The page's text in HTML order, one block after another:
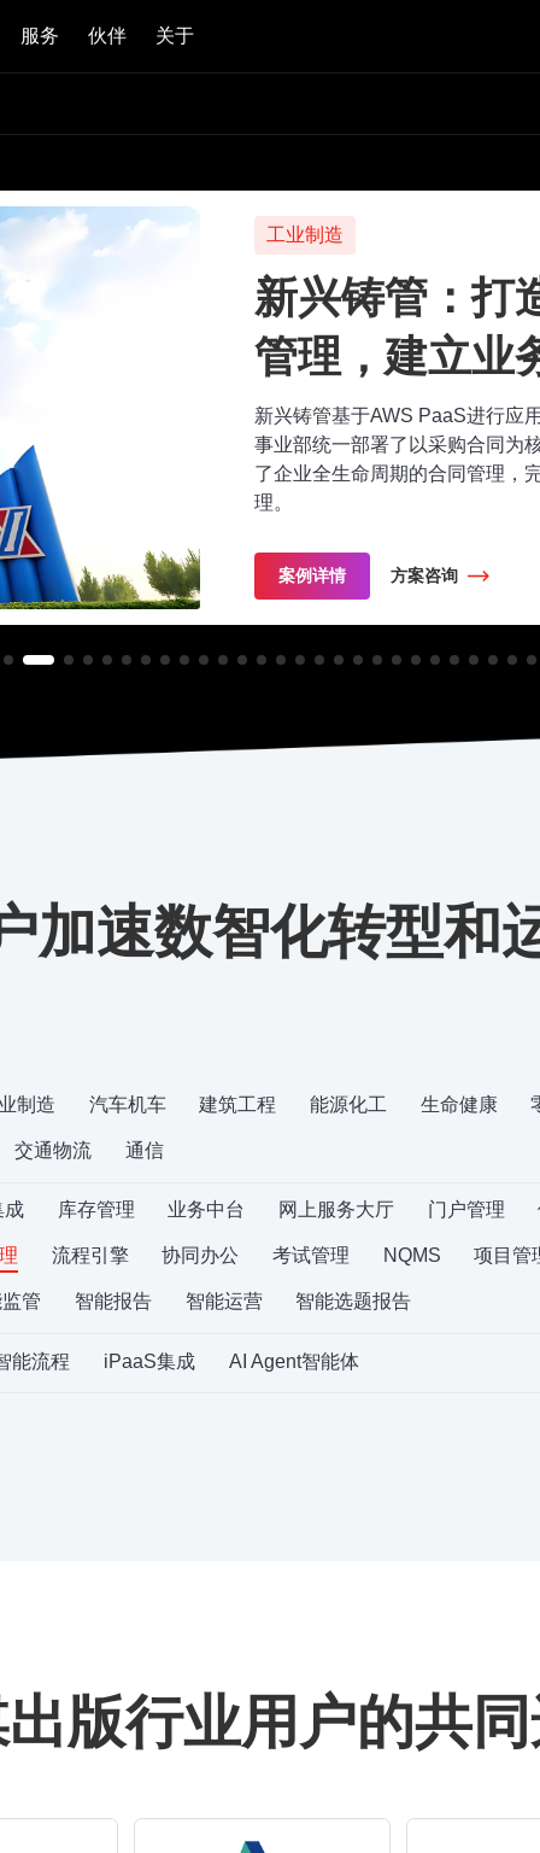
服务 伙伴 关于
工业制造
新兴铸管：打
管理，建立业
新兴铸管基于AWS PaaS进行应
事业部统一部署了以采购合同为
了企业全生命周期的合同管理，
理。
案例详情 方案咨询
加速数智化转型和
制造 汽车机车 建筑工程 能源化工 生命健康
交通物流 通信
成 库存管理 业务中台 网上服务大厅 门户管理
流程引擎 协同办公 考试管理 NQMS 项目管
管 智能报告 智能运营 智能选题报告
能流程 iPaaS集成 AI Agent智能体
版行业用户的共